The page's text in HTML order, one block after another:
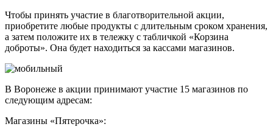
Чтобы принять участие в благотворительной акции,
приобретите любые продукты с длительным сроком хранения,
а затем положите их в тележку с табличкой «Корзина
доброты». Она будет находиться за кассами магазинов.
В Воронеже в акции принимают участие 15 магазинов по
следующим адресам:
Магазины «Пятерочка»: